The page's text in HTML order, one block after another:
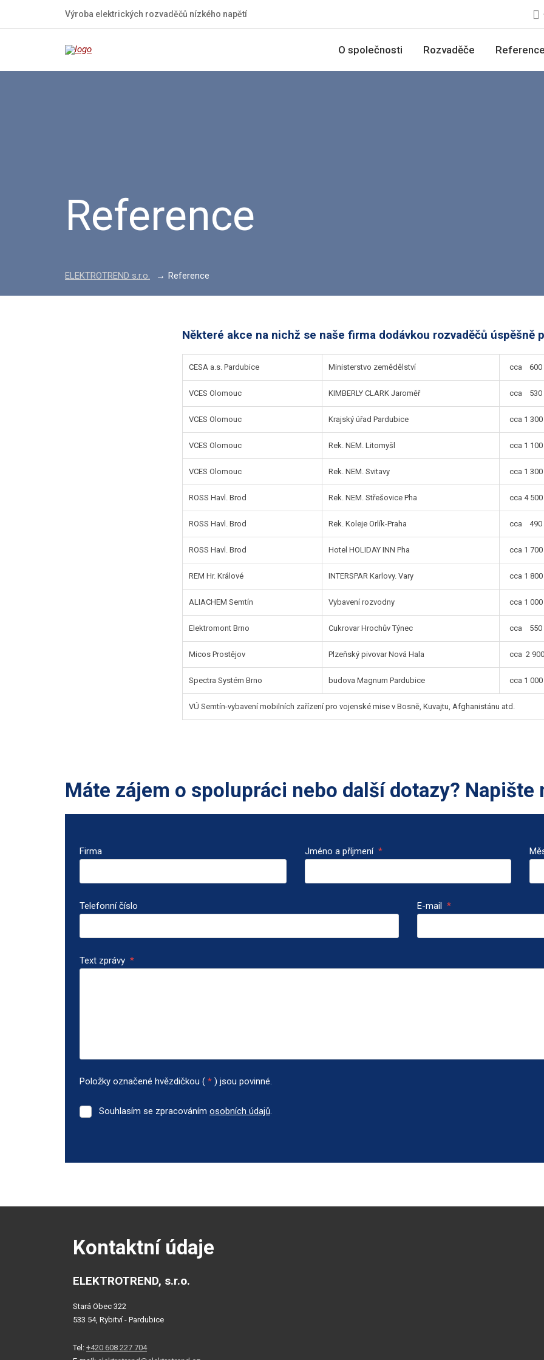
Výroba elektrických rozvaděčů nízkého napětí
O společnosti Rozvaděče
Reference
ELEKTROTREND s.r.o. Reference
Některé akce na nichž se naše firma dodávkou rozvaděčů úspěšně
CESA a.s. Pardubice Ministerstvo zemědělství cca 600
VCES Olomouc KIMBERLY CLARK Jaroměř cca 530
VCES Olomouc Krajský úřad Pardubice cca 1
VCES Olomouc Rek. NEM. Litomyšl cca 1
VCES Olomouc Rek. NEM. Svitavy cca 1
ROSS Havl. Brod Rek. NEM. Střešovice Pha cca 4
ROSS Havl. Brod Rek. Koleje Orlík-Praha cca 490
ROSS Havl. Brod Hotel HOLIDAY INN Pha cca 1
REM Hr. Králové INTERSPAR Karlovy. Vary cca 1
ALIACHEM Semtín Vybavení rozvodny cca 1
Elektromont Brno Cukrovar Hrochův Týnec cca 550
Micos Prostějov Plzeňský pivovar Nová Hala cca 2
Spectra Systém Brno budova Magnum Pardubice cca 1
VÚ Semtín-vybavení mobilních zařízení pro vojenské mise v Bosně, Kuvajtu, Afghanistánu atd.
Máte zájem o spolupráci nebo další dotazy? Napište
Firma Jméno a příjmení *
Telefonní číslo E-mail *
Text zprávy *
Položky označené hvězdičkou ( * ) jsou povinné.
Souhlasím
údajů.
Souhlasím se zpracováním osobních údajů.
se
Kontaktní údaje
ELEKTROTREND, s.r.o.
Stará Obec 322
533 54, Rybitví - Pardubice
Tel: +420 608 227 704